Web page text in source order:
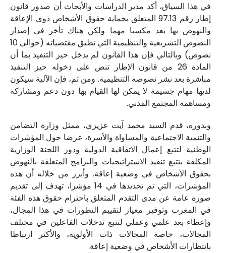
في هذا السياق، أكد مدير الدراسات والأبحاث أن صدور قانون
إطار رقم 97.13 المتعلق بحماية حقوق الأشخاص ذوي الإعاقة
والنهوض بها يعد مكسبا مهما ولكن هناك تأخر في إصدار
النصوص التشريعية والتنظيمية التي تطبق مقتضياته (حوالي 10
نصوص) وبالتالي فإن هذا القانون لم يدخل حيز التنفيذ بما أن
المادة 26 من قانون الإطار تنص على دخوله حيز التنفيذ
مباشرة بعد نشر نصوصه التنظيمية. ومن ثم، فإن الآلية سيكون
لديها مهام جسيمة لا يمكن لها القيام بها دون دعم ومشاركة
ومساهمة المجتمع المدني.
وبدوره، قدم السيد محمد آيت عزيزي، ممثل وزارة التضامن
والتنمية الاجتماعية والمساواة والأسرة، عرضا حول المؤشرات
الوطنية لتتبع إعمال الاتفاقية الدولية ودور اللجنة الوزارية
المكلفة بتتبع تنفيذ الاستراتيجيات والبرامج المتعلقة بالنهوض
بحقوق الأشخاص في وضعية إعاقة. وأبرز من خلاله أن هذه
المؤشرات، التي تم تحديدها في 14 مؤشرا، تهدف إلى تقديم
صورة عامة عن مدى التقدم المتعلق باحترام حقوق هذه الفئة
في المغرب وتوفير معيار لتقييم التطورات في هذا المجال،
وإعطاء بعد علمي وعملي لتتبع تدخلات الفاعلين في مختلف
المجالات، خاصة المجالات ذات الأولوية، والأكثر ارتباطا
بانتظارات الأشخاص في وضعية إعاقة.